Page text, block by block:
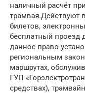
наличный расчёт
трамвая.Действуют
билетов,
бесплатный проезд
данное право
региональным
маршрутах,
ГУП
средствах),